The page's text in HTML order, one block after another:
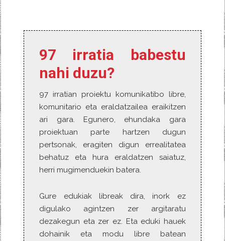
97 irratia babestu
nahi duzu?
97 irratian proiektu komunikatibo libre,
komunitario eta eraldatzailea eraikitzen
ari gara. Egunero, ehundaka gara
proiektuan parte hartzen dugun
pertsonak, eragiten digun errealitatea
behatuz eta hura eraldatzen saiatuz,
herri mugimenduekin batera.
Gure edukiak libreak dira, inork ez
digulako agintzen zer argitaratu
dezakegun eta zer ez. Eta eduki hauek
dohainik eta modu libre batean